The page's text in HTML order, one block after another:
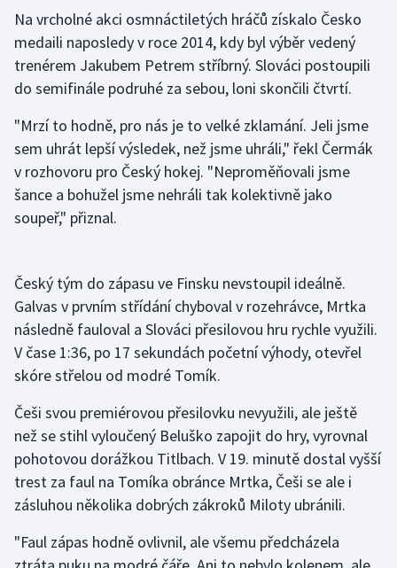
Motorsport
Olympijské hry
Parasport
Plavání
Plážový volejbal
Rychlobruslení
Rychlostní kanoistika
Short track
Sportovní střelba
Stolní tenis
Triatlon
Veslování
Na vrcholné akci osmnáctiletých hráčů získalo Česko
medaili naposledy v roce 2014, kdy byl výběr vedený
trenérem Jakubem Petrem stříbrný. Slováci postoupili
do semifinále podruhé za sebou, loni skončili čtvrtí.
"Mrzí to hodně, pro nás je to velké zklamání. Jeli jsme
sem uhrát lepší výsledek, než jsme uhráli," řekl Čermák
v rozhovoru pro Český hokej. "Neproměňovali jsme
šance a bohužel jsme nehráli tak kolektivně jako
soupeř," přiznal.
Český tým do zápasu ve Finsku nevstoupil ideálně.
Galvas v prvním střídání chyboval v rozehrávce, Mrtka
následně fauloval a Slováci přesilovou hru rychle využili.
V čase 1:36, po 17 sekundách početní výhody, otevřel
skóre střelou od modré Tomík.
Češi svou premiérovou přesilovku nevyužili, ale ještě
než se stihl vyloučený Beluško zapojit do hry, vyrovnal
pohotovou dorážkou Titlbach. V 19. minutě dostal vyšší
trest za faul na Tomíka obránce Mrtka, Češi se ale i
zásluhou několika dobrých zákroků Miloty ubránili.
"Faul zápas hodně ovlivnil, ale všemu předcházela